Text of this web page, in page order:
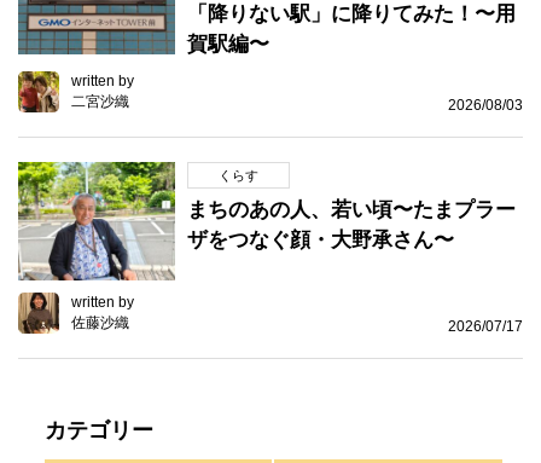
「降りない駅」に降りてみた！〜用
賀駅編〜
written by
二宮沙織
2026/08/03
くらす
まちのあの人、若い頃〜たまプラー
ザをつなぐ顔・大野承さん〜
written by
佐藤沙織
2026/07/17
カテゴリー